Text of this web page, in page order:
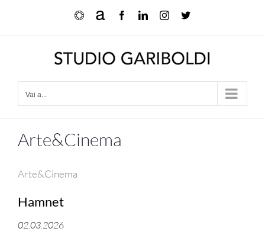
OculaArtnet FacebookLinkedInInstagram
X
Vai a...
Arte&Cinema
Arte&Cinema
Hamnet
02.03.2026